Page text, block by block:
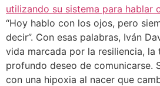
“Hoy hablo con los ojos, pero
decir”. Con esas palabras, Iván
vida marcada por la resiliencia, la
profundo deseo de comunicarse.
con una hipoxia al nacer que